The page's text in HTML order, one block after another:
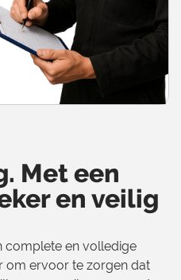
Met een
en veilig
complete en volledige
om ervoor te zorgen dat